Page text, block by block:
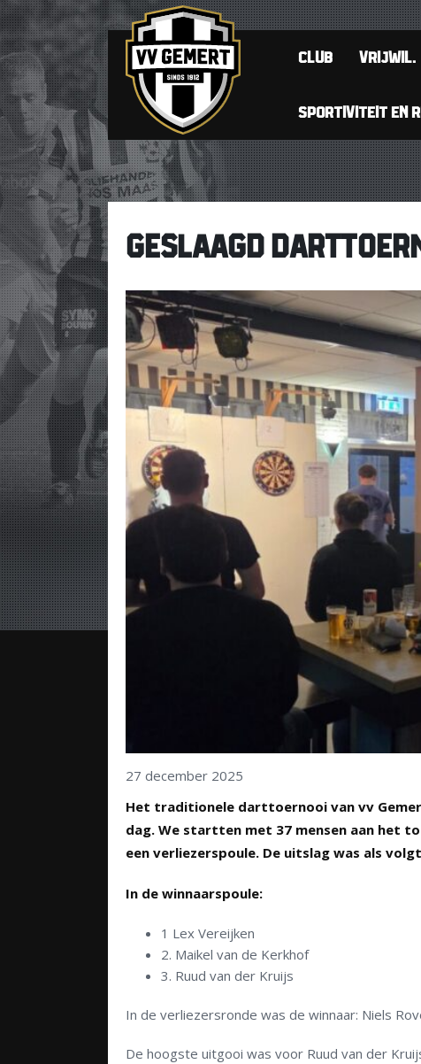
CLUB VRIJWIL.
SPORTIVITEIT EN
GESLAAGD
27 december 2025
Het traditionele darttoernooi van vv
dag. We startten met 37 mensen aan het
een verliezerspoule. De uitslag was als
In de winnaarspoule:
1 Lex Vereijken
2. Maikel van de Kerkhof
3. Ruud van der Kruijs
In de verliezersronde was de winnaar: Niels
De hoogste uitgooi was voor Ruud van der